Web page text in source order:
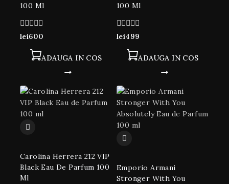
100 Ml
0
lei600
ADAUGA IN COS
100 Ml
0
lei499
ADAUGA IN COS
Carolina Herrera 212 VIP
Black Eau De Parfum 100
Ml
Emporio Armani
Stronger With You